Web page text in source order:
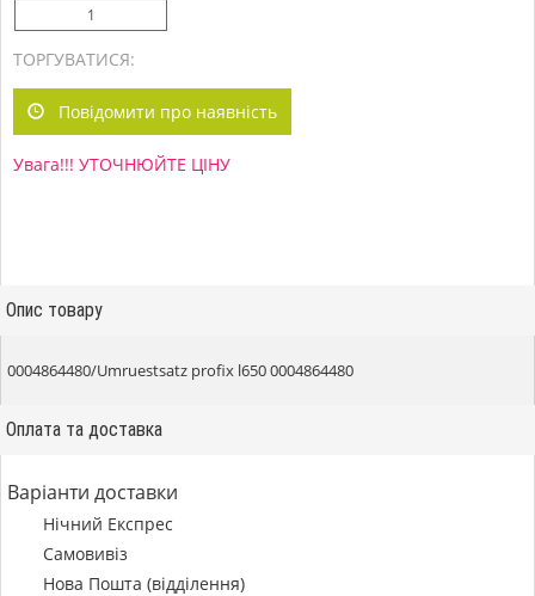
ТОРГУВАТИСЯ:
Повідомити про наявність
Увага!!! УТОЧНЮЙТЕ ЦІНУ
Опис товару
0004864480/Umruestsatz profix l650 0004864480
Оплата та доставка
Варіанти доставки
Нічний Експрес
Самовивіз
Нова Пошта (відділення)